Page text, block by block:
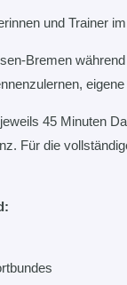
und Trainer
Bremen
45 Minuten
Für die